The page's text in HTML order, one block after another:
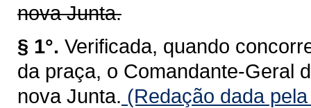
nova Junta.
§ 1°. Verificada, quando
da praça, o Comandante-Geral
nova Junta. (Redação dada